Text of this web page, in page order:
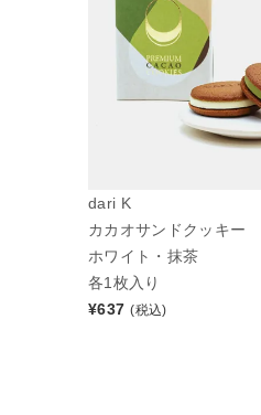
dari K
カカオサンドクッキー
ホワイト・抹茶
各1枚入り
¥637 (税込)